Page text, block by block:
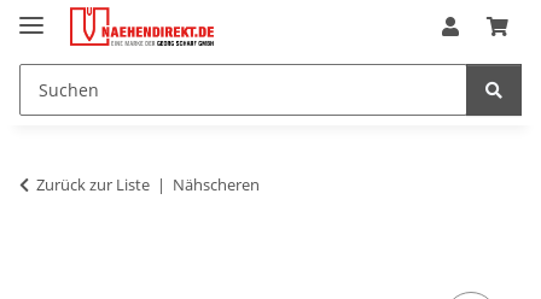
Zurück zur Liste Nähscheren